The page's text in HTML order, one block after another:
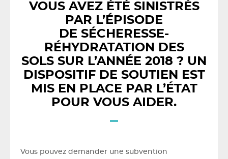
VOUS AVEZ ÉTÉ SINISTRÉS
PAR L’ÉPISODE
DE SÉCHERESSE-
RÉHYDRATATION DES
SOLS SUR L’ANNÉE 2018 ? UN
DISPOSITIF DE SOUTIEN EST
MIS EN PLACE PAR L’ÉTAT
POUR VOUS AIDER.
Vous pouvez demander une subvention